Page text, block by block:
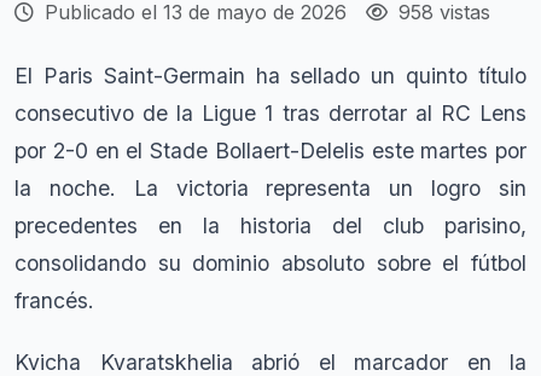
Publicado el 13 de mayo de 2026 958 vistas
El Paris Saint-Germain ha sellado un quinto título
consecutivo de la Ligue 1 tras derrotar al RC Lens
por 2-0 en el Stade Bollaert-Delelis este martes por
la noche. La victoria representa un logro sin
precedentes en la historia del club parisino,
consolidando su dominio absoluto sobre el fútbol
francés.
Kvicha Kvaratskhelia abrió el marcador en la